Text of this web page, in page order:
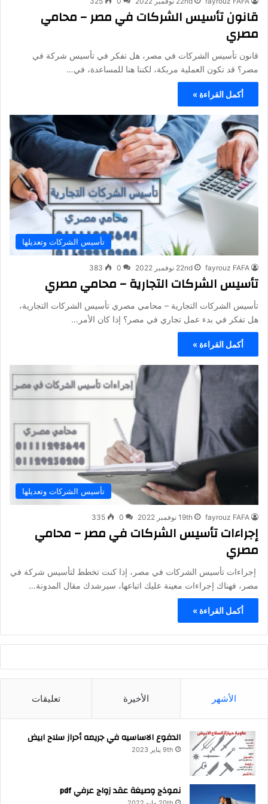
قانون تأسيس الشركات في مصر – محامي
مصري
قانون تأسيس الشركات في مصر، هل تفكر في تأسيس شركة في
مصر؟ قد تكون العملية مربكة، لكننا هنا للمساعدة، في…
أكمل القراءة »
تأسيس الشركات وتعديلها
fayrouz FAFA 22nd نوفمبر 2022 0
383
تأسيس الشركات التجارية – محامي مصري
تأسيس الشركات التجارية – محامي مصري تأسيس الشركات التجارية،
هل تفكر في بدء عمل تجاري في مصر؟ إذا كان الأمر…
أكمل القراءة »
تأسيس الشركات وتعديلها
fayrouz FAFA 19th نوفمبر 2022 0
335
إجراءات تأسيس الشركات في مصر – محامي
مصري
إجراءات تأسيس الشركات في مصر، إذا كنت تخطط لتأسيس شركة في
مصر، فهناك إجراءات معينة عليك اتباعها، سيرشدك مقال المدونة…
أكمل القراءة »
الأشهر الأخيرة تعليقات
الدفوع الاساسيه في جريمه أحراز سلاح ابيض
9th يناير 2023
نموذج وصيغة عقد زواج عرفي pdf